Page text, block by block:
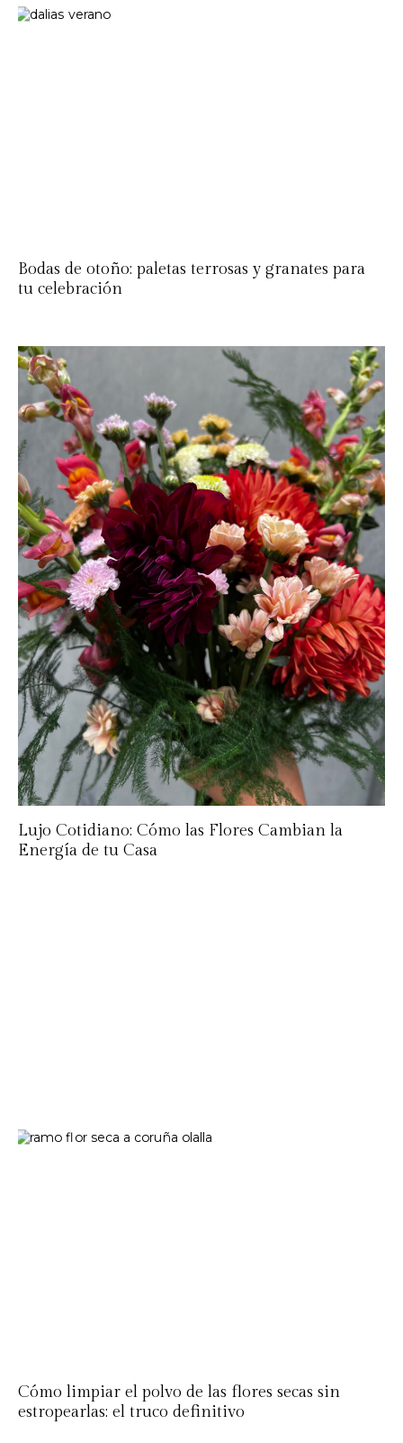
Bodas de otoño: paletas terrosas y granates para
tu celebración
Lujo Cotidiano: Cómo las Flores Cambian la
Energía de tu Casa
Cómo limpiar el polvo de las flores secas sin
estropearlas: el truco definitivo